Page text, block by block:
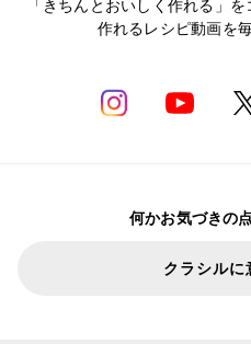
「きちんとおいしく作れる」
作れるレシピ動画を
何かお気づきの
クラシルに